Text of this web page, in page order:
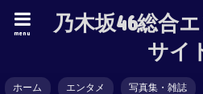
乃木坂46総合
サイ
menu
ホーム エンタメ 写真集・雑誌